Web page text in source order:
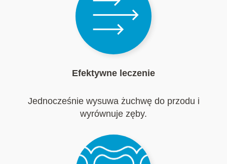
Efektywne leczenie
Jednocześnie wysuwa żuchwę do przodu i
wyrównuje zęby.